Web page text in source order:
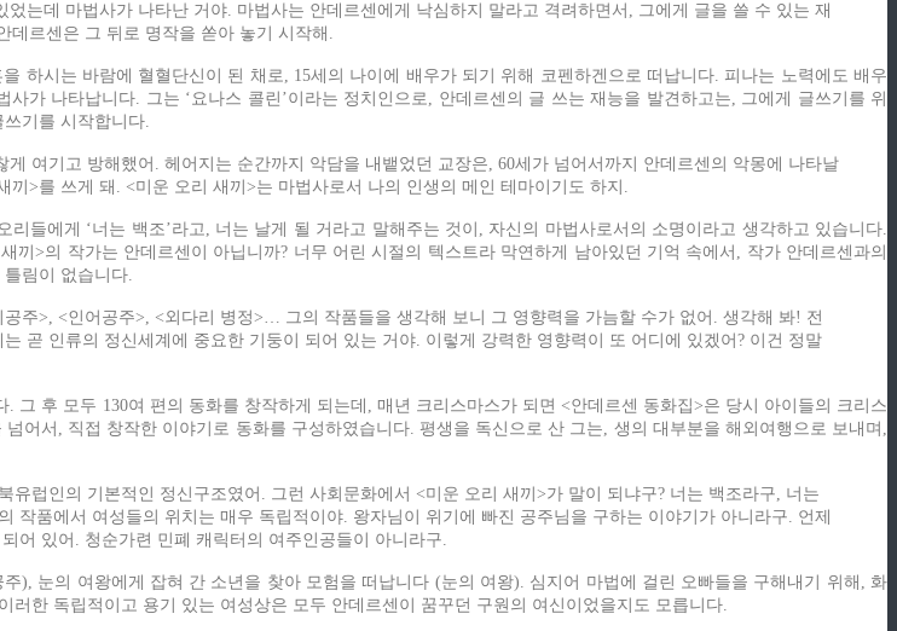
는데 마법사가 나타난 거야. 마법사는 안데르센에게 낙심하지 말라고 격려하면서, 그에게 글을 쓸 수 있는 재
데르센은 그 뒤로 명작을 쏟아 놓기 시작해.
하시는 바람에 혈혈단신이 된 채로, 15세의 나이에 배우가 되기 위해 코펜하겐으로 떠납니다. 피나는 노력에도 배우
가 나타납니다. 그는 ‘요나스 콜린’이라는 정치인으로, 안데르센의 글 쓰는 재능을 발견하고는, 그에게 글쓰기를 위
기를 시작합니다.
여기고 방해했어. 헤어지는 순간까지 악담을 내뱉었던 교장은, 60세가 넘어서까지 안데르센의 악몽에 나타날
>를 쓰게 돼. <미운 오리 새끼>는 마법사로서 나의 인생의 메인 테마이기도 하지.
들에게 ‘너는 백조’라고, 너는 날게 될 거라고 말해주는 것이, 자신의 마법사로서의 소명이라고 생각하고 있습니다.
>의 작가는 안데르센이 아닙니까? 너무 어린 시절의 텍스트라 막연하게 남아있던 기억 속에서, 작가 안데르센과의
림이 없습니다.
주>, <인어공주>, <외다리 병정>… 그의 작품들을 생각해 보니 그 영향력을 가늠할 수가 없어. 생각해 봐! 전
곧 인류의 정신세계에 중요한 기둥이 되어 있는 거야. 이렇게 강력한 영향력이 또 어디에 있겠어? 이건 정말
후 모두 130여 편의 동화를 창작하게 되는데, 매년 크리스마스가 되면 <안데르센 동화집>은 당시 아이들의 크리스
어서, 직접 창작한 이야기로 동화를 구성하였습니다. 평생을 독신으로 산 그는, 생의 대부분을 해외여행으로 보내며,
유럽인의 기본적인 정신구조였어. 그런 사회문화에서 <미운 오리 새끼>가 말이 되냐구? 너는 백조라구, 너는
작품에서 여성들의 위치는 매우 독립적이야. 왕자님이 위기에 빠진 공주님을 구하는 이야기가 아니라구. 언제
어 있어. 청순가련 민폐 캐릭터의 여주인공들이 아니라구.
), 눈의 여왕에게 잡혀 간 소년을 찾아 모험을 떠납니다 (눈의 여왕). 심지어 마법에 걸린 오빠들을 구해내기 위해, 화
한 독립적이고 용기 있는 여성상은 모두 안데르센이 꿈꾸던 구원의 여신이었을지도 모릅니다.